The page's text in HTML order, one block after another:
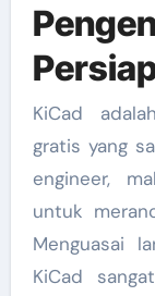
KiCad adalah perangkat lunak open-source
gratis yang
engineer,
untuk
Menguasai
KiCad